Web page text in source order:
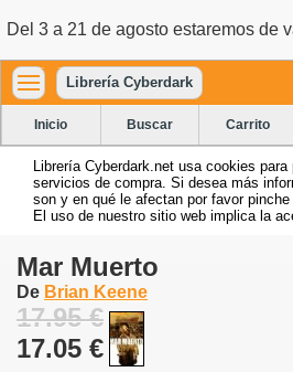
Del 3 a 21 de agosto estaremos de
Librería Cyberdark
Inicio Buscar Carrito
Librería Cyberdark.net usa cookies
servicios de compra. Si desea más
son y en qué le afectan por favor pinche
El uso de nuestro sitio web implica la
Mar Muerto
De Brian Keene
17.95 €
17.05 €